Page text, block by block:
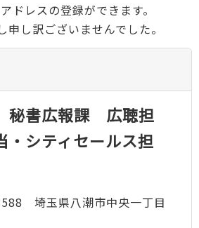
ドレスの登録ができます。
し訳ございませんでした。
秘書広報課 広聴担
・シティセールス担
埼玉県八潮市中央一丁目